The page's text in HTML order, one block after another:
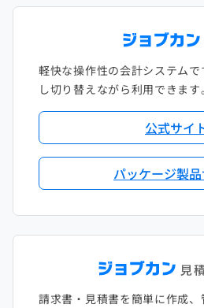
軽快な操作性の会計システム
し切り替えながら利用できます。
公式サイ
パッケージ製
請求書・見積書を簡単に作成